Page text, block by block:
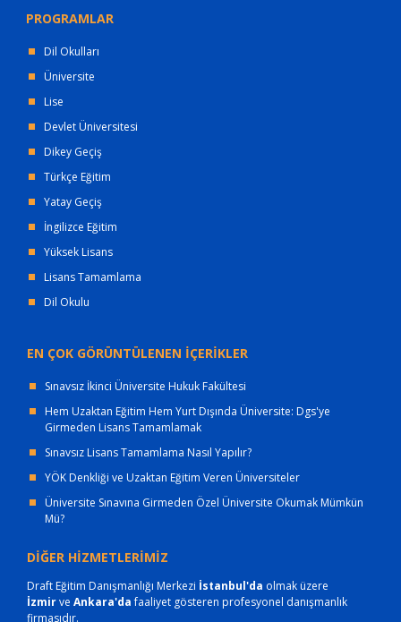
PROGRAMLAR
Dil Okulları
Üniversite
Lise
Devlet Üniversitesi
Dikey Geçiş
Türkçe Eğitim
Yatay Geçiş
İngilizce Eğitim
Yüksek Lisans
Lisans Tamamlama
Dil Okulu
EN ÇOK GÖRÜNTÜLENEN İÇERİKLER
Sınavsız İkinci Üniversite Hukuk Fakültesi
Hem Uzaktan Eğitim Hem Yurt Dışında Üniversite: Dgs'ye
Girmeden Lisans Tamamlamak
Sınavsız Lisans Tamamlama Nasıl Yapılır?
YÖK Denkliği ve Uzaktan Eğitim Veren Üniversiteler
Üniversite Sınavına Girmeden Özel Üniversite Okumak Mümkün
Mü?
DİĞER HİZMETLERİMİZ
Draft Eğitim Danışmanlığı Merkezi İstanbul'da olmak üzere
İzmirve Ankara'dafaaliyet gösteren profesyonel danışmanlık
firmasıdır.